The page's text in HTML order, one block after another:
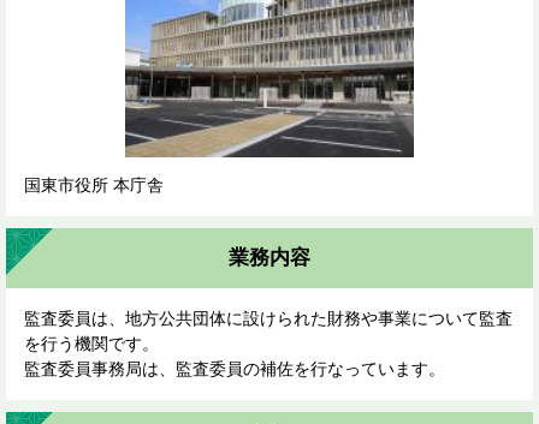
国東市役所 本庁舎
業務内容
監査委員は、地方公共団体に設けられた財務や事業について監査
を行う機関です。
監査委員事務局は、監査委員の補佐を行なっています。